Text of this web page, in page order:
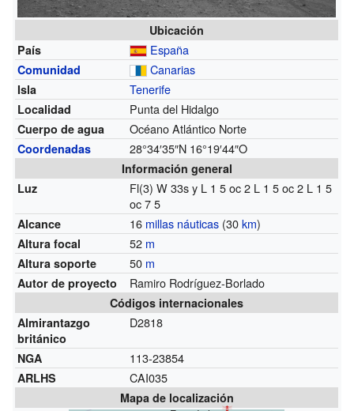
Ubicación
País
España
Comunidad Canarias
Isla Tenerife
Localidad Punta del Hidalgo
Cuerpo de agua Océano Atlántico Norte
Coordenadas 28°34′35″N 16°19′44″O
Información general
Luz
Fl(3) W 33s y L 1 5 oc 2 L 1 5 oc 2 L 1 5
oc 7 5
Alcance 16 millas náuticas (30km)
Altura focal 52 m
Altura soporte 50 m
Autor de proyecto Ramiro Rodríguez-Borlado
Códigos internacionales
Almirantazgo
británico
D2818
NGA 113-23854
ARLHS CAI035
Mapa de localización